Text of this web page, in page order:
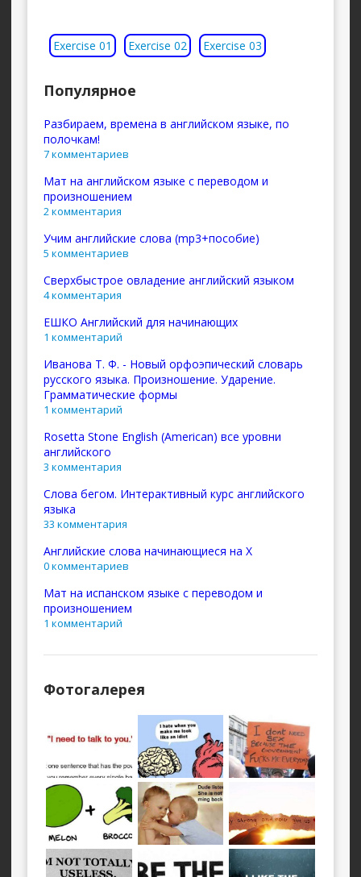
Exercise 01 Exercise 02 Exercise 03
Популярное
Разбираем, времена в английском языке, по
полочкам!
7 комментариев
Мат на английском языке с переводом и
произношением
2 комментария
Учим английские слова (mp3+пособие)
5 комментариев
Сверхбыстрое овладение английский языком
4 комментария
ЕШКО Английский для начинающих
1 комментарий
Иванова Т. Ф. - Новый орфоэпический словарь
русского языка. Произношение. Ударение.
Грамматические формы
1 комментарий
Rosetta Stone English (American) все уровни
английского
3 комментария
Слова бегом. Интерактивный курс английского
языка
33 комментария
Английские слова начинающиеся на X
0 комментариев
Мат на испанском языке с переводом и
произношением
1 комментарий
Фотогалерея